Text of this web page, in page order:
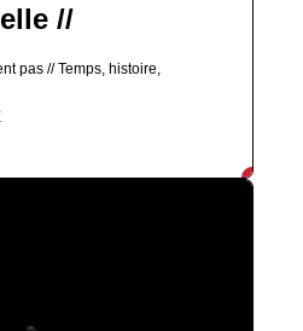
//
pas // Temps, histoire,